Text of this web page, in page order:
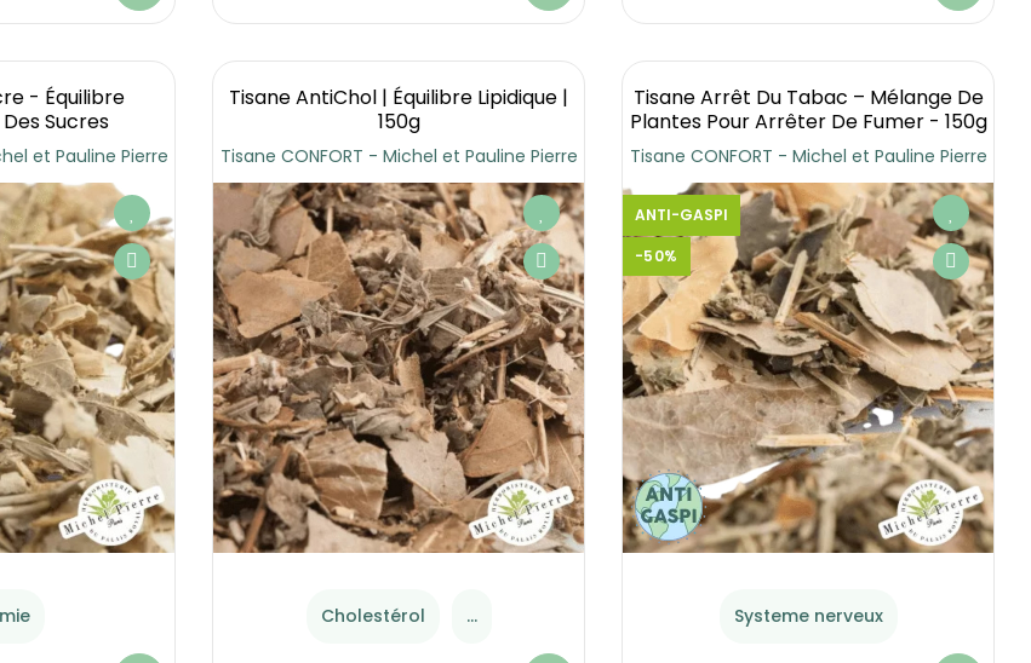
- Équilibre
Sucres
et Pauline Pierre
Tisane AntiChol | Équilibre Lipidique |
150g
Tisane CONFORT - Michel et Pauline Pierre
Cholestérol ...
Tisane Arrêt Du Tabac – Mélange De
Plantes Pour Arrêter De Fumer - 150g
Tisane CONFORT - Michel et Pauline Pierre
ANTI-GASPI
-50%
Systeme nerveux